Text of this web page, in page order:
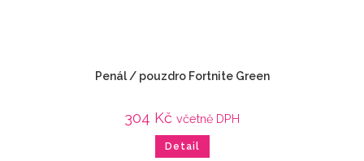
Penál / pouzdro Fortnite Green
304 Kč včetně DPH
Detail